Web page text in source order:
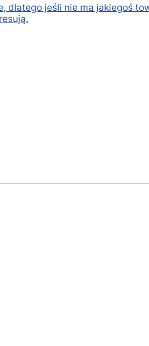
dlatego jeśli nie ma jakiegoś